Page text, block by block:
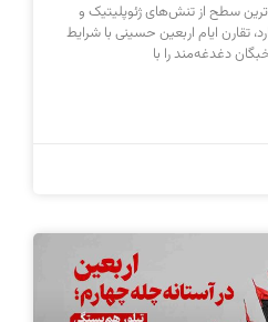
سطح از تنش‌های ژئوپلیتیک و
تقارن ایام اربعین حسینی با شرایط
دغدغه‌مند را با